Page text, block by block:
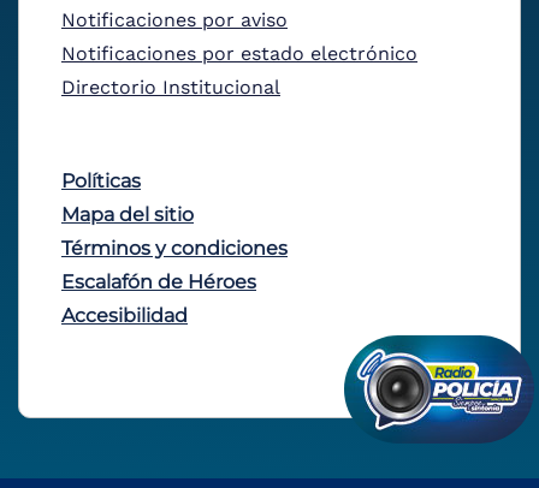
Notificaciones por aviso
Notificaciones por estado electrónico
Directorio Institucional
Políticas
Mapa del sitio
Términos y condiciones
Escalafón de Héroes
Accesibilidad